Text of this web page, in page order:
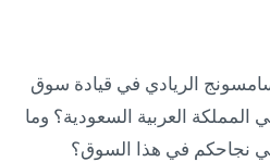
الريادي في قيادة سوق
المملكة العربية السعودية؟ وما
نجاحكم في هذا السوق؟